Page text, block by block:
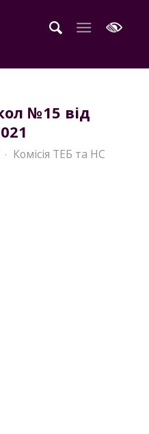
№15 від
· Комісія ТЕБ та НС